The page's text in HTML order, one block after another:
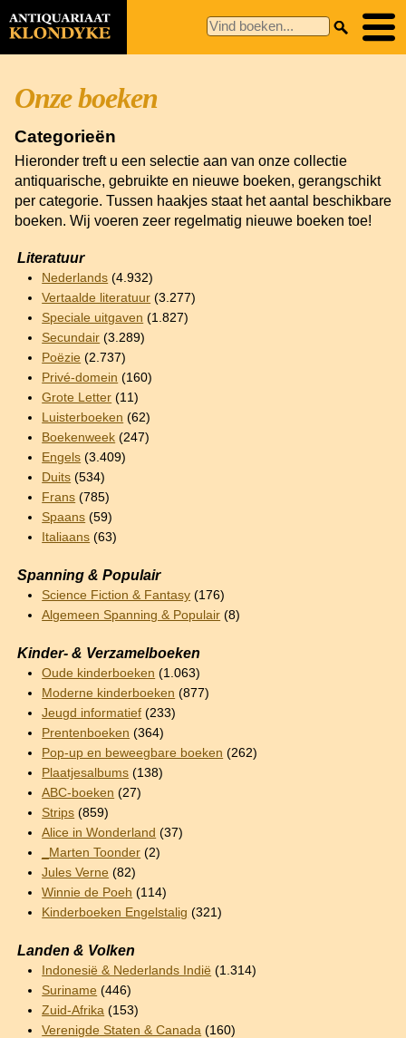
Onze boeken
Categorieën
Hieronder treft u een selectie aan van onze collectie
antiquarische, gebruikte en nieuwe boeken, gerangschikt
per categorie. Tussen haakjes staat het aantal beschikbare
boeken. Wij voeren zeer regelmatig nieuwe boeken toe!
Literatuur
Nederlands (4.932)
Vertaalde literatuur (3.277)
Speciale uitgaven (1.827)
Secundair (3.289)
Poëzie (2.737)
Privé-domein (160)
Grote Letter (11)
Luisterboeken (62)
Boekenweek (247)
Engels (3.409)
Duits (534)
Frans (785)
Spaans (59)
Italiaans (63)
Spanning & Populair
Science Fiction & Fantasy (176)
Algemeen Spanning & Populair (8)
Kinder- & Verzamelboeken
Oude kinderboeken (1.063)
Moderne kinderboeken (877)
Jeugd informatief (233)
Prentenboeken (364)
Pop-up en beweegbare boeken (262)
Plaatjesalbums (138)
ABC-boeken (27)
Strips (859)
Alice in Wonderland (37)
_Marten Toonder (2)
Jules Verne (82)
Winnie de Poeh (114)
Kinderboeken Engelstalig (321)
Landen & Volken
Indonesië & Nederlands Indië (1.314)
Suriname (446)
Zuid-Afrika (153)
Verenigde Staten & Canada (160)